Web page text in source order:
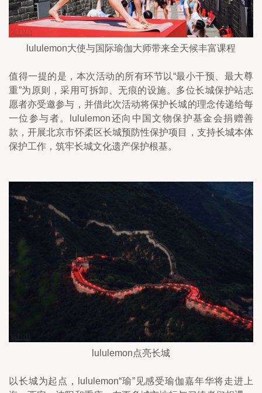
lululemon大使与国际瑜伽大师带来全天候丰富课程
值得一提的是，本次活动的所有环节以“最小干预、最大尊
重”为原则，采用可拆卸、无痕的设施。多位长城保护站志
愿者亦受邀参与，并借此次活动将保护长城的理念传递给每
一位参与者。lululemon还向中国文物保护基金会捐赠善
款，开展北京市怀柔区长城预防性保护项目，支持长城本体
保护工作，筑牢长城文化遗产保护根基。
lululemon点亮长城
以长城为起点，lululemon“瑜”见感受瑜伽嘉年华将走进上